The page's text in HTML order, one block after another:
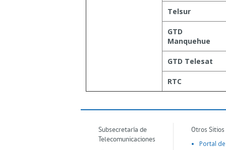
Telsur
GTD
Manquehue
GTD Telesat
RTC
Subsecretaría de
Telecomunicaciones
Otros
Portal